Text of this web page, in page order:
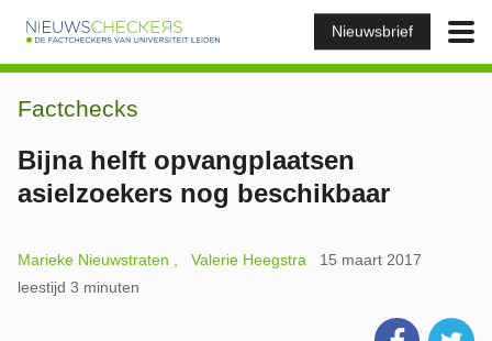
Nieuwsbrief
Factchecks
Bijna helft opvangplaatsen
asielzoekers nog beschikbaar
Marieke Nieuwstraten Valerie Heegstra
15 maart 2017
leestijd 3 minuten